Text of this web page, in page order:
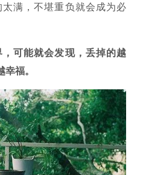
满，不堪重负就会成为必
可能就会发现，丢掉的越
福。